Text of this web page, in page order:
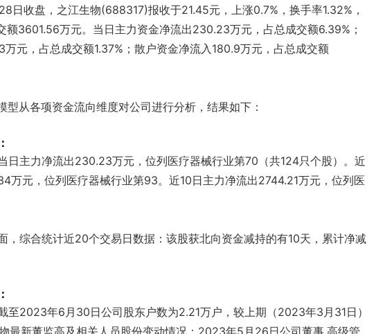
日收盘，之江生物(688317)报收于21.45元，上涨0.7%，换手率1.32%，
额3601.56万元。当日主力资金净流出230.23万元，占总成交额6.39%；
元，占总成交额1.37%；散户资金净流入180.9万元，占总成交额
型从各项资金流向维度对公司进行分析，结果如下：
日主力净流出230.23万元，位列医疗器械行业第70（共124只个股）。近
万元，位列医疗器械行业第93。近10日主力净流出2744.21万元，位列医
，综合统计近20个交易日数据：该股获北向资金减持的有10天，累计净减
至2023年6月30日公司股东户数为2.21万户，较上期（2023年3月31日）
最新董监高及相关人员股份变动情况：2023年5月26日公司董事,高级管